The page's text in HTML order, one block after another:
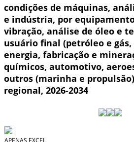
condições de máquinas,
e indústria, por
vibração, análise de óleo e
usuário final (petróleo e gás,
energia, fabricação e
químicos, automotivo,
outros (marinha e
regional, 2026-2034
APENAS EXCEL